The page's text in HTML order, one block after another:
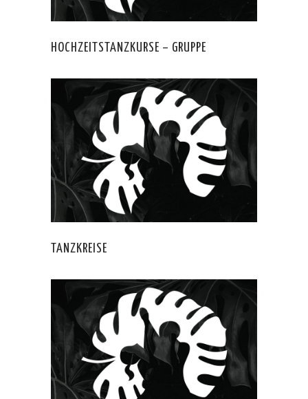
HOCHZEITSTANZKURSE – GRUPPE
TANZKREISE